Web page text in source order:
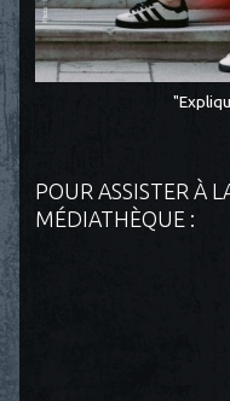
POUR ASSISTER À
MÉDIATHÈQUE :